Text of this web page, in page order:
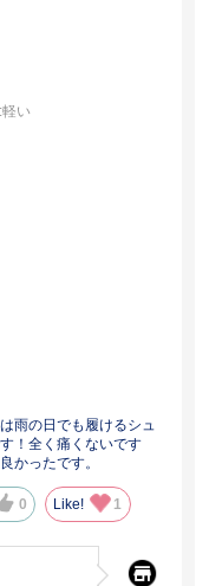
:軽い
雨の日でも履けるシュ
！全く痛くないです
かったです。
0 Like! 1